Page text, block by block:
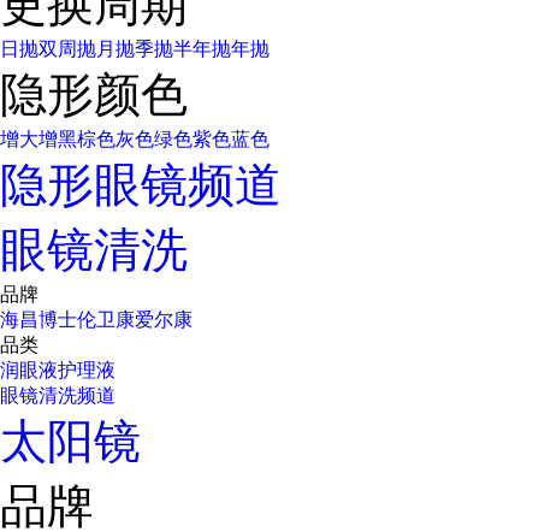
日抛双周抛月抛季抛半年抛年抛
隐形颜色
增大增黑棕色灰色绿色紫色蓝色
隐形眼镜频道
眼镜清洗
品牌
海昌博士伦卫康爱尔康
品类
润眼液护理液
眼镜清洗频道
太阳镜
品牌